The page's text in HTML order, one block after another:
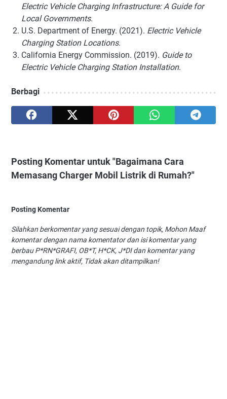
Electric Vehicle Charging Infrastructure: A Guide for
Local Governments.
U.S. Department of Energy. (2021). Electric Vehicle
Charging Station Locations.
California Energy Commission. (2019). Guide to
Electric Vehicle Charging Station Installation.
Berbagi
Posting Komentar untuk "Bagaimana Cara
Memasang Charger Mobil Listrik di Rumah?"
Posting Komentar
Silahkan berkomentar yang sesuai dengan topik, Mohon Maaf
komentar dengan nama komentator dan isi komentar yang
berbau P*RN*GRAFI, OB*T, H*CK, J*DI dan komentar yang
mengandung link aktif, Tidak akan ditampilkan!